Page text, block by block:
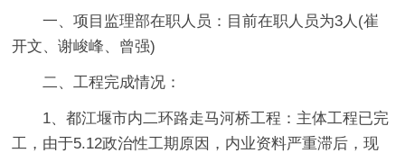
一、项目监理部在职人员：目前在职人员为3人(崔
开文、谢峻峰、曾强)
二、工程完成情况：
1、都江堰市内二环路走马河桥工程：主体工程已完
工，由于5.12政治性工期原因，内业资料严重滞后，现